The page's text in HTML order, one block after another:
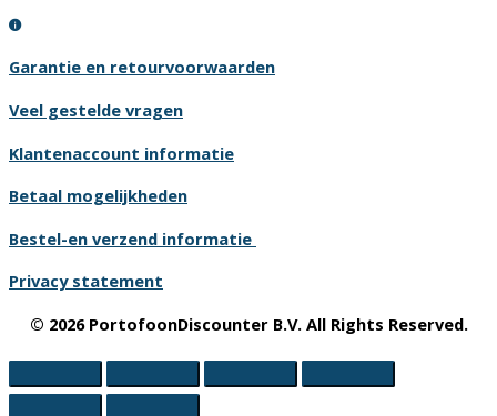
Garantie en retourvoorwaarden
Veel gestelde vragen
Klantenaccount informatie
Betaal mogelijkheden
Bestel-en verzend informatie
Privacy statement
© 2026 PortofoonDiscounter B.V. All Rights Reserved.